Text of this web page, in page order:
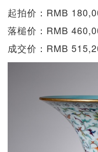
起拍价：RMB
落槌价：RMB
成交价：RMB